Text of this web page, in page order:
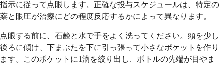
指示に従って点眼します。正確な投与スケジュールは、特定の
薬と眼圧が治療にどの程度反応するかによって異なります。
点眼する前に、石鹸と水で手をよく洗ってください。頭を少し
後ろに傾け、下まぶたを下に引っ張って小さなポケットを作り
ます。このポケットに1滴を絞り出し、ボトルの先端が目やま